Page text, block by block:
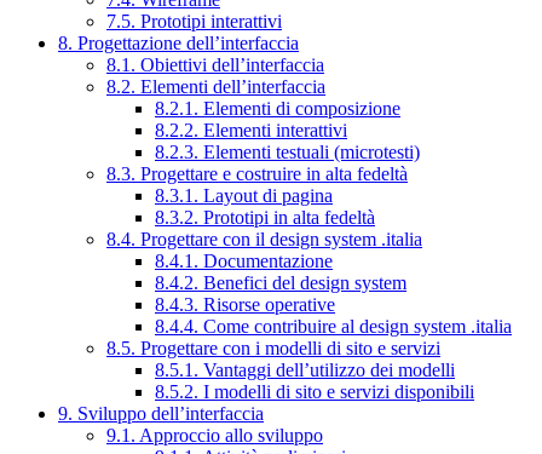
7.5. Prototipi interattivi
8. Progettazione dell’interfaccia
8.1. Obiettivi dell’interfaccia
8.2. Elementi dell’interfaccia
8.2.1. Elementi di composizione
8.2.2. Elementi interattivi
8.2.3. Elementi testuali (microtesti)
8.3. Progettare e costruire in alta fedeltà
8.3.1. Layout di pagina
8.3.2. Prototipi in alta fedeltà
8.4. Progettare con il design system .italia
8.4.1. Documentazione
8.4.2. Benefici del design system
8.4.3. Risorse operative
8.4.4. Come contribuire al design system .italia
8.5. Progettare con i modelli di sito e servizi
8.5.1. Vantaggi dell’utilizzo dei modelli
8.5.2. I modelli di sito e servizi disponibili
9. Sviluppo dell’interfaccia
9.1. Approccio allo sviluppo